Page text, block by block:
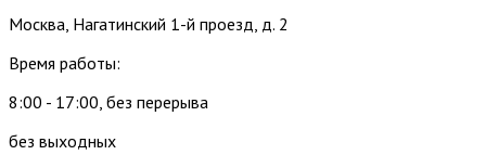
Москва, Нагатинский 1-й проезд, д. 2
Время работы:
8:00 - 17:00, без перерыва
без выходных